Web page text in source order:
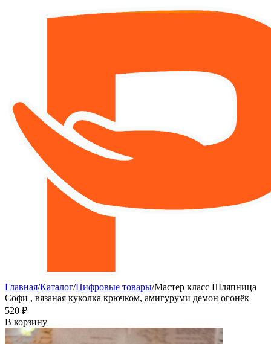
Главная/Каталог/Цифровые товары/Мастер класс Шляпница
Софи , вязаная куколка крючком, амигуруми демон огонёк
‍520‍ ₽
В корзину